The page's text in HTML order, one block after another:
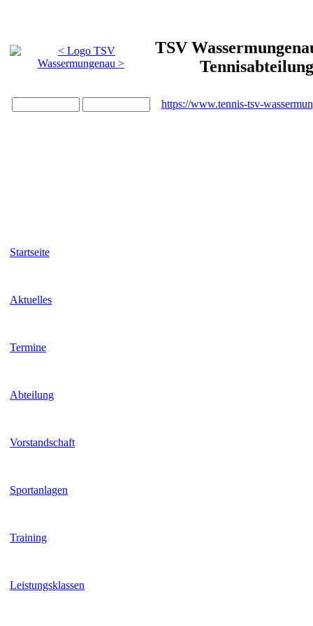
TSV
Tennisabteilung
https://www.tennis-tsv-
Startseite
Aktuelles
Termine
Abteilung
Vorstandschaft
Sportanlagen
Training
Leistungsklassen